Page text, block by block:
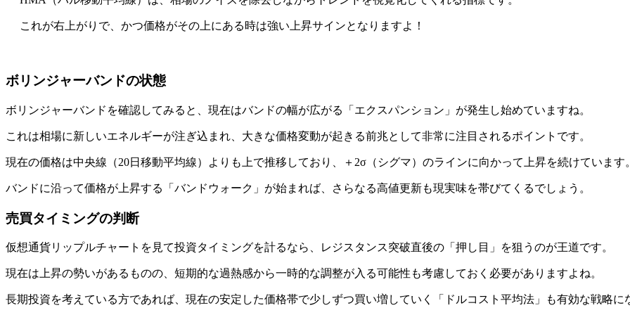
これが右上がりで、かつ価格がその上にある時は強い上昇サインとなりますよ！
ボリンジャーバンドの状態
ボリンジャーバンドを確認してみると、現在はバンドの幅が広がる「エクスパンション」が発生し始めていますね。
これは相場に新しいエネルギーが注ぎ込まれ、大きな価格変動が起きる前兆として非常に注目されるポイントです。
現在の価格は中央線（20日移動平均線）よりも上で推移しており、＋2σ（シグマ）のラインに向かって上昇を続けています。
バンドに沿って価格が上昇する「バンドウォーク」が始まれば、さらなる高値更新も現実味を帯びてくるでしょう。
売買タイミングの判断
仮想通貨リップルチャートを見て投資タイミングを計るなら、レジスタンス突破直後の「押し目」を狙うのが王道です。
現在は上昇の勢いがあるものの、短期的な過熱感から一時的な調整が入る可能性も考慮しておく必要がありますよね。
長期投資を考えている方であれば、現在の安定した価格帯で少しずつ買い増していく「ドルコスト平均法」も有効な戦略に